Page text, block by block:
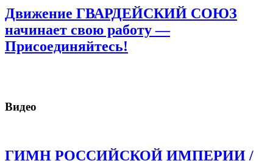
Движение ГВАРДЕЙСКИЙ СОЮЗ
начинает свою работу —
Присоединяйтесь!
Видео
ГИМН РОССИЙСКОЙ ИМПЕРИИ /